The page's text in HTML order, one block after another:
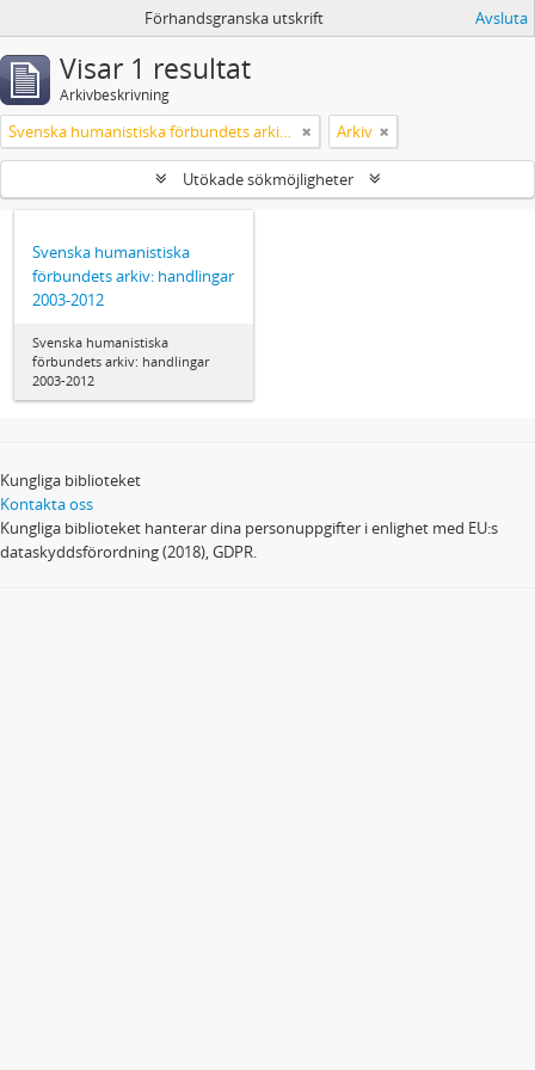
Förhandsgranska utskrift Avsluta
Visar 1 resultat
Arkivbeskrivning
Svenska humanistiska förbundets arkiv: handlingar 2003-2012 Arkiv
Utökade sökmöjligheter
Svenska humanistiska
förbundets arkiv: handlingar
2003-2012
Svenska humanistiska
förbundets arkiv: handlingar
2003-2012
Kungliga biblioteket
Kontakta oss
Kungliga biblioteket hanterar dina personuppgifter i enlighet med EU:s
dataskyddsförordning (2018), GDPR.